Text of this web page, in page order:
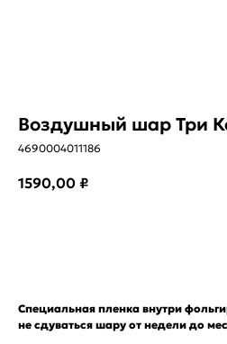
Воздушный шар Три
4690004011186
1590,00 ₽
Специальная пленка внутри
не сдуваться шару от недели до